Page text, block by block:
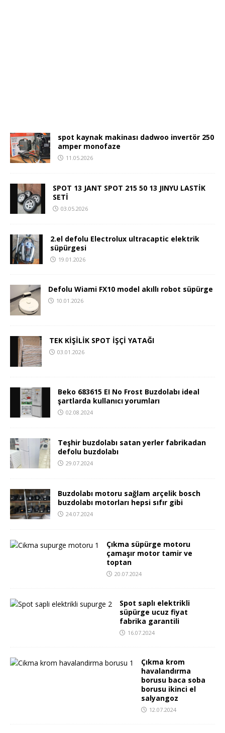
spot kaynak makinası dadwoo invertör 250
amper monofaze
11.05.2026
SPOT 13 JANT SPOT 215 50 13 JINYU LASTİK
SETİ
03.05.2026
2.el defolu Electrolux ultracaptic elektrik
süpürgesi
19.01.2026
Defolu Wiami FX10 model akıllı robot süpürge
10.01.2026
TEK KİŞİLİK SPOT İŞÇİ YATAĞI
03.01.2026
Beko 683615 EI No Frost Buzdolabı ideal
şartlarda kullanıcı yorumları
02.08.2024
Teşhir buzdolabı satan yerler fabrikadan
defolu buzdolabı
29.07.2024
Buzdolabı motoru sağlam arçelik bosch
buzdolabı motorları hepsi sıfır gibi
24.07.2024
Çıkma süpürge motoru
çamaşır motor tamir ve
toptan
20.07.2024
Spot saplı elektrikli
süpürge ucuz fiyat
fabrika garantili
16.07.2024
Çıkma krom
havalandırma
borusu baca soba
borusu ikinci el
salyangoz
12.07.2024